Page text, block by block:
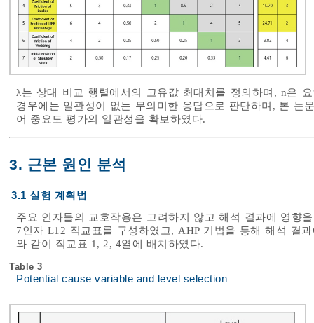
λ는 상대 비교 행렬에서의 고유값 최대치를 정의하며, n은
경우에는 일관성이 없는 무의미한 응답으로 판단하며, 본 논
어 중요도 평가의 일관성을 확보하였다.
3. 근본 원인 분석
3.1 실험 계획법
주요 인자들의 교호작용은 고려하지 않고 해석 결과에 영향
7인자 L12 직교표를 구성하였고, AHP 기법을 통해 해석 결
와 같이 직교표 1, 2, 4열에 배치하였다.
Table 3
Potential cause variable and level selection